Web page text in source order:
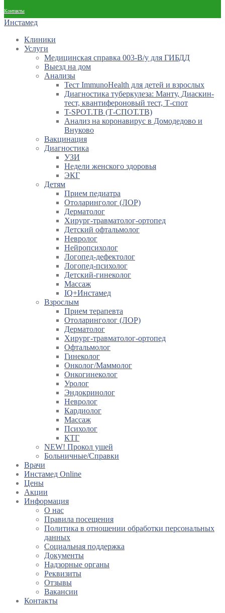
Контакты
Инстамед
Клиники
Услуги
Медицинская справка 003-В/у для ГИБДД
Выезд на дом
Анализы
Тест ImmunoHealth для детей и взрослых
Диагностика туберкулеза: Манту, Диаскин-
тест, квантифероновый тест, Т-спот
T-SPOT.TB (Т-СПОТ.ТВ)
Анализ на коронавирус в Домодедово и
Внуково
Вакцинация
Диагностика
УЗИ
Недели женского здоровья
ЭКГ
Детям
Прием педиатра
Отоларинголог (ЛОР)
Дерматолог
Хирург-травматолог-ортопед
Детский офтальмолог
Невролог
Нейропсихолог
Логопед-дефектолог
Логопед-психолог
Детский-гинеколог
Массаж
IQ+Инстамед
Взрослым
Прием терапевта
Отоларинголог (ЛОР)
Дерматолог
Хирург-травматолог-ортопед
Офтальмолог
Гинеколог
Онколог/Маммолог
Онкогинеколог
Уролог
Эндокринолог
Невролог
Кардиолог
Массаж
Психолог
КТГ
NEW! Прокол ушей
Больничные/Справки
Врачи
Инстамед Online
Цены
Акции
Информация
О нас
Правила посещения
Политика в отношении обработки персональных
данных
Социальная поддержка
Документы
Надзорные органы
Реквизиты
Отзывы
Вакансии
Контакты